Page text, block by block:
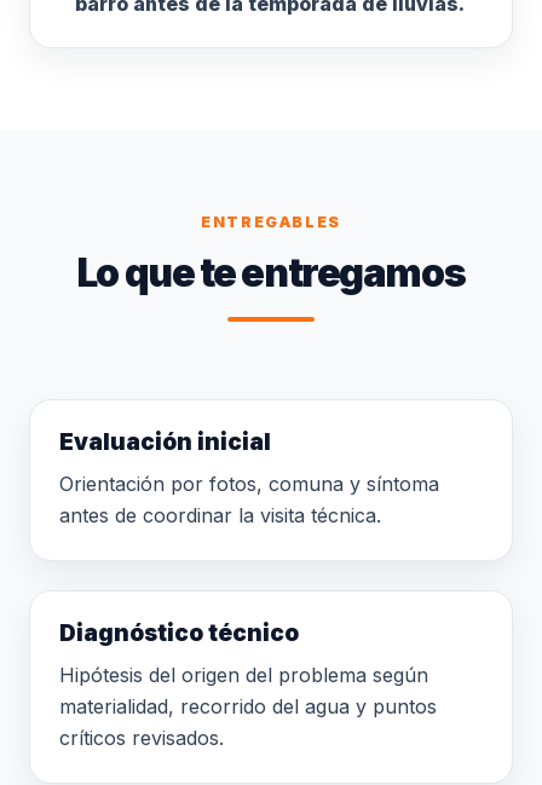
ENTREGABLES
Lo que te entregamos
Evaluación inicial
Orientación por fotos, comuna y síntoma
antes de coordinar la visita técnica.
Diagnóstico técnico
Hipótesis del origen del problema según
materialidad, recorrido del agua y puntos
críticos revisados.